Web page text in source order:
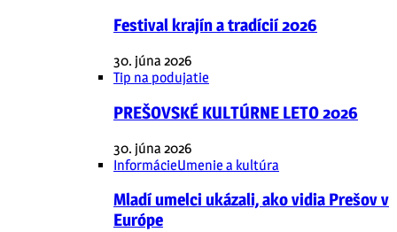
Festival krajín a tradícií 2026
30. júna 2026
Tip na podujatie
PREŠOVSKÉ KULTÚRNE LETO 2026
30. júna 2026
InformácieUmenie a kultúra
Mladí umelci ukázali, ako vidia Prešov v
Európe